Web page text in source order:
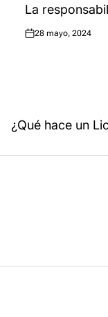
INLa
Posted
28 mayo, 2024
¿Qué hace un